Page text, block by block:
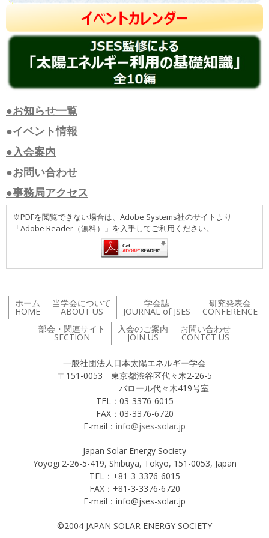
●お知らせ一覧
●イベント情報
●入会案内
●お問い合わせ
●事務局アクセス
※PDFを閲覧できない場合は、Adobe Systems社のサイトより
「Adobe Reader（無料）」を入手してご利用ください。
ホーム
HOME
当学会について
ABOUT US
学会誌
JOURNAL of JSES
研究発表会
CONFERENCE
部会・関連サイト
SECTION
入会のご案内
JOIN US
お問い合わせ
CONTCT US
一般社団法人日本太陽エネルギー学会
〒151-0053 東京都渋谷区代々木2-26-5
バロール代々木419号室
TEL：03-3376-6015
FAX：03-3376-6720
E-mail： info@jses-solar.jp
Japan Solar Energy Society
Yoyogi 2-26-5-419, Shibuya, Tokyo, 151-0053, Japan
TEL：+81-3-3376-6015
FAX：+81-3-3376-6720
E-mail：info@jses-solar.jp
©2004 JAPAN SOLAR ENERGY SOCIETY